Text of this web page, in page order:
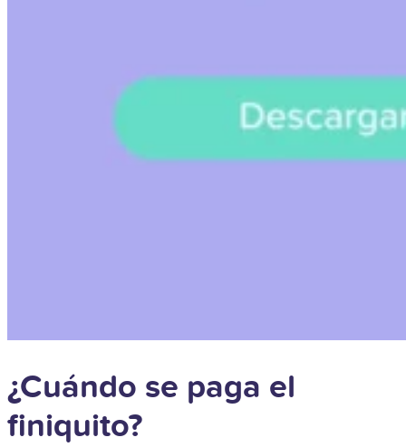
¿Cuándo se paga el
finiquito?